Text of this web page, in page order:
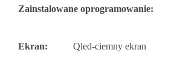
Zainstalowane oprogramowanie:
Ekran: Qled-ciemny ekran